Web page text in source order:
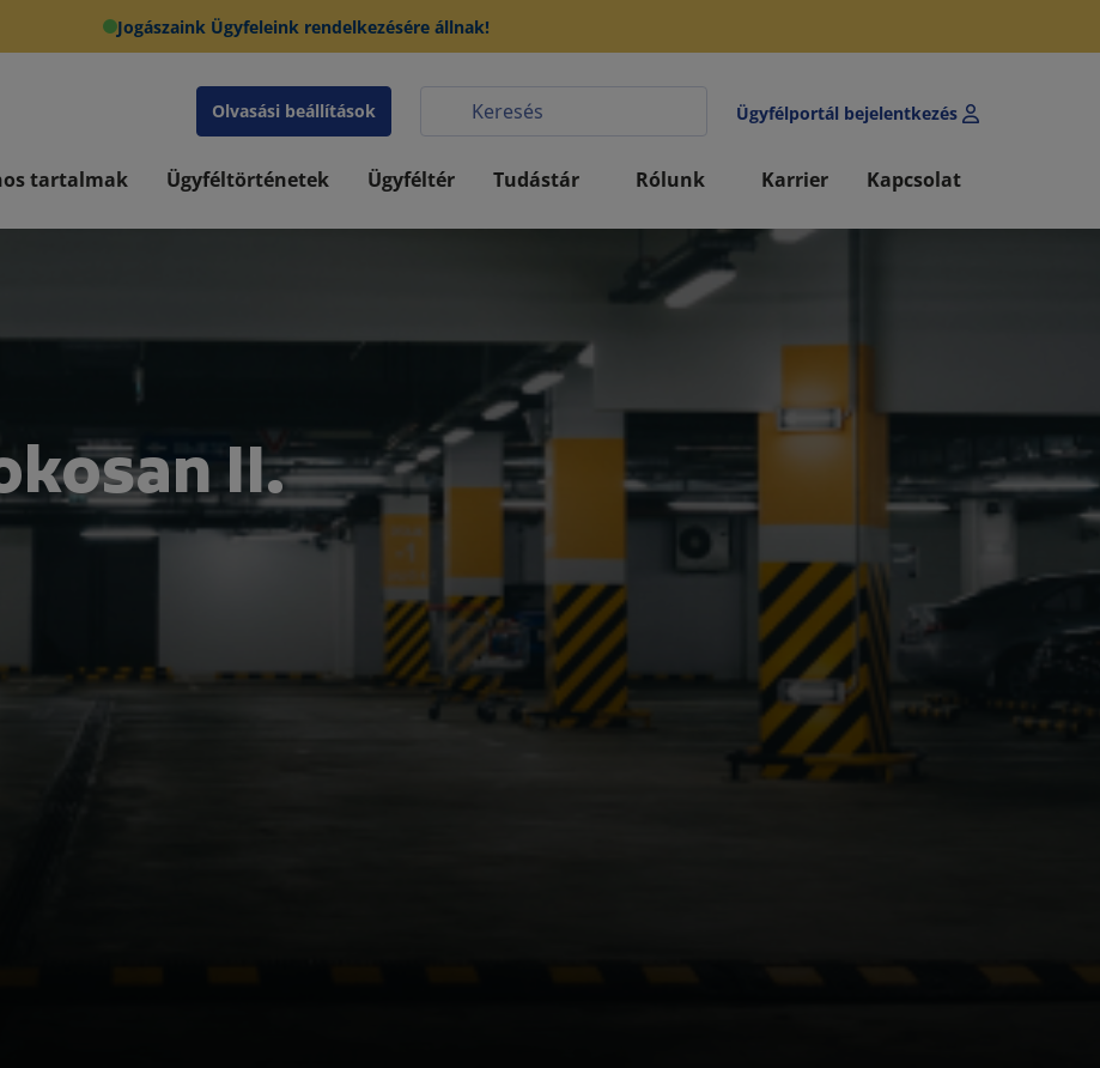
Jogászaink Ügyfeleink rendelkezésére állnak!
Olvasási beállítások Ügyfélportál bejelentkezés
tartalmak Ügyféltörténetek Ügyféltér Tudástár Rólunk Karrier Kapcsolat
II.